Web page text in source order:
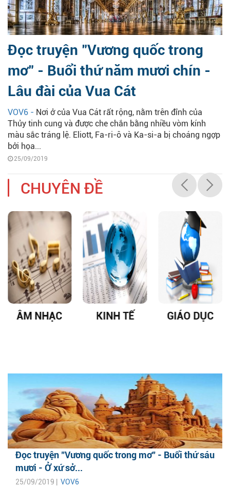
Đọc truyện "Vương quốc trong
mơ" - Buổi thứ năm mươi chín -
Lâu đài của Vua Cát
VOV6 - Nơi ở của Vua Cát rất rộng, nằm trên đỉnh của
Thủy tinh cung và được che chắn bằng nhiều vòm kính
màu sắc tráng lệ. Eliott, Fa-ri-ô và Ka-si-a bị choáng ngợp
bởi họa...
25/09/2019
CHUYÊN ĐỀ
ÂM NHẠC KINH TẾ GIÁO DỤC
Đọc truyện "Vương quốc trong mơ" - Buổi thứ sáu
mươi - Ở xứ sở...
25/09/2019 | VOV6